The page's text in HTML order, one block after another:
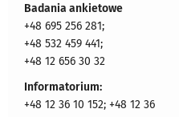
Badania ankietowe
+48 695 256 281;
+48 532 459 441;
+48 12 656 30 32
Informatorium:
+48 12 36 10 152; +48 12 36